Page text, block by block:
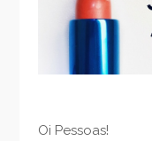
Oi Pessoas!